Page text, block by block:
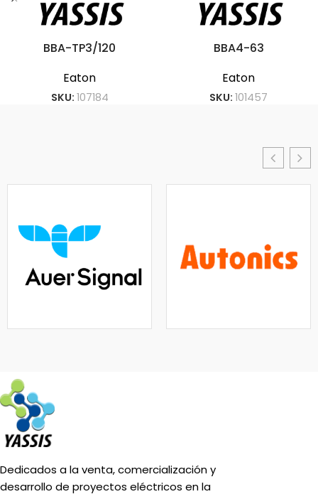
BBA-TP3/120
Eaton
SKU: 107184
BBA4-63
Eaton
SKU: 101457
Dedicados a la venta, comercialización y
desarrollo de proyectos eléctricos en la